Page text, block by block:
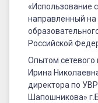
«Использование
направленный на
Российской
Опытом сетевого
Ирина
директора по
Шапошникова»